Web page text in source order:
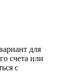
для
счета или
с